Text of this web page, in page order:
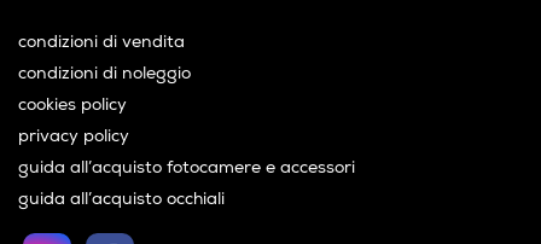
condizioni di vendita
condizioni di noleggio
cookies policy
privacy policy
guida all’acquisto fotocamere e accessori
guida all’acquisto occhiali